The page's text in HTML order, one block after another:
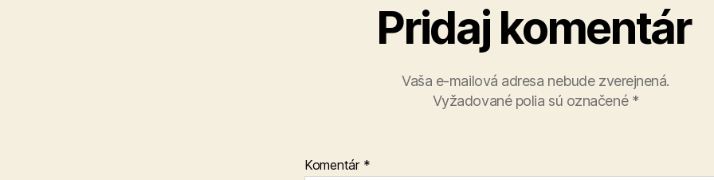
Pridaj komentár
Vaša e-mailová adresa nebude zverejnená.
Vyžadované polia sú označené *
Komentár *